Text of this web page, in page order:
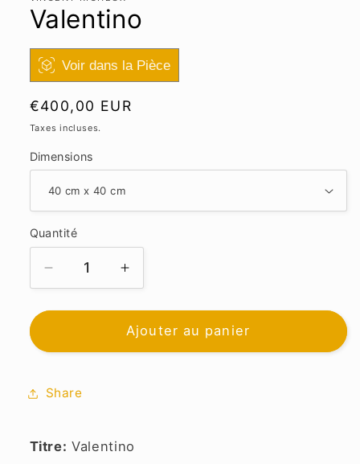
Valentino
Voir dans la Pièce
Prix
habituel
€400,00 EUR
Taxes incluses.
Dimensions
Quantité
Réduire
la
quantité
Valentino
Augmenter
la
quantité
de
Valentino
Ajouter au panier
Share
Titre: Valentino